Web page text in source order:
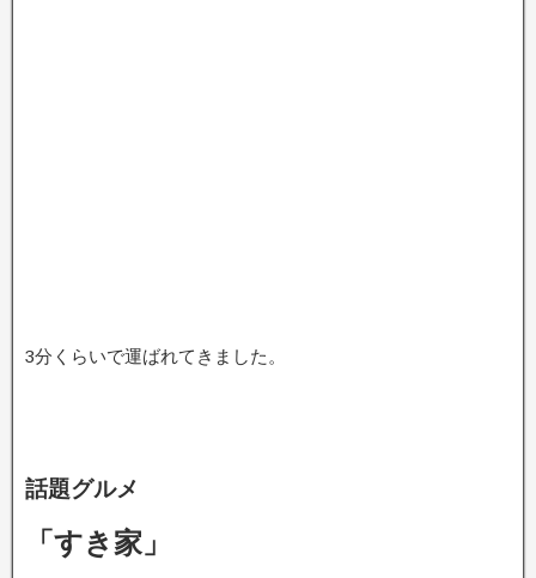
3分くらいで運ばれてきました。
話題グルメ
「すき家」